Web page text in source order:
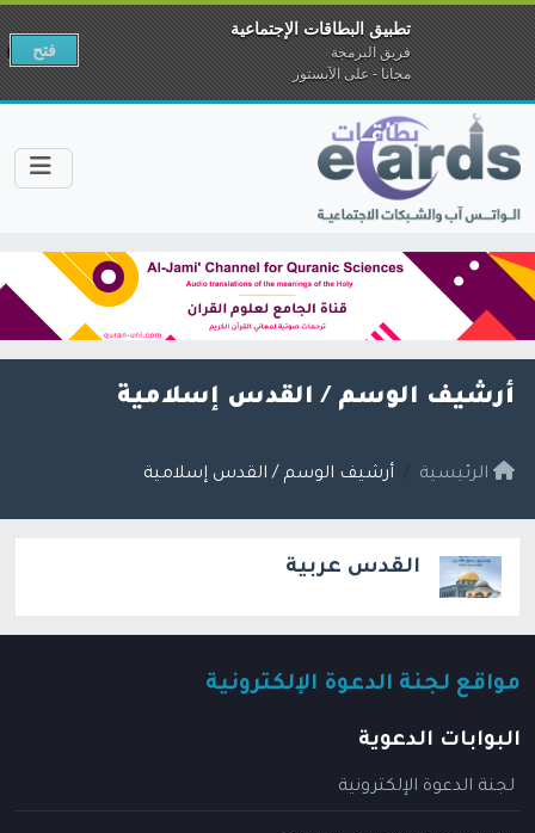
أرشيف الوسم / القدس إسلامية
الرئيسية أرشيف الوسم / القدس إسلامية
القدس عربية
مواقع لجنة الدعوة الإلكترونية
البوابات الدعوية
لجنة الدعوة الإلكترونية
تطبيق البطاقات الإجتماعية
فريق البرمجة
مجانا - على الآبستور
فتح